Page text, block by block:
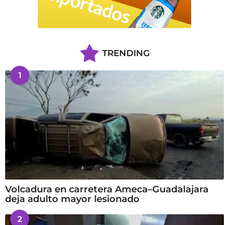
TRENDING
1
Volcadura en carretera Ameca–Guadalajara
deja adulto mayor lesionado
2